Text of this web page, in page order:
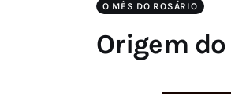
O MÊS DO ROSÁRIO
Origem